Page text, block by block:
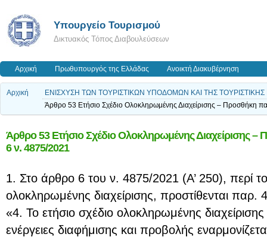
Υπουργείο Τουρισμού
Δικτυακός Τόπος Διαβουλεύσεων
Αρχική Πρωθυπουργός της Ελλάδας Ανοικτή Διακυβέρνηση
Αρχική
ΕΝΙΣΧΥΣΗ ΤΩΝ ΤΟΥΡΙΣΤΙΚΩΝ ΥΠΟΔΟΜΩΝ ΚΑΙ ΤΗΣ
Άρθρο 53 Ετήσιο Σχέδιο Ολοκληρωμένης Διαχείρισης – Προσθήκη
Άρθρο 53 Ετήσιο Σχέδιο Ολοκληρωμένης Διαχείρισης –
6 ν. 4875/2021
1. Στο άρθρο 6 του ν. 4875/2021 (Α’ 250), περί
ολοκληρωμένης διαχείρισης, προστίθενται παρ.
«4. Το ετήσιο σχέδιο ολοκληρωμένης
ενέργειες διαφήμισης και προβολής